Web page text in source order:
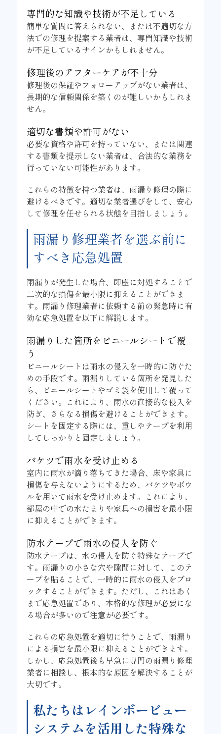
専門的な知識や技術が不足している
簡単な質問に答えられない、または不適切な方
法での修理を提案する業者は、専門知識や技術
が不足しているサインかもしれません。
修理後のアフターケアが不十分
修理後の保証やフォローアップがない業者は、
長期的な信頼関係を築くのが難しいかもしれま
せん。
適切な書類や許可がない
必要な資格や許可を持っていない、または関連
する書類を提示しない業者は、合法的な業務を
行っていない可能性があります。
これらの特徴を持つ業者は、雨漏り修理の際に
避けるべきです。適切な業者選びをして、安心
して修理を任せられる状態を目指しましょう。
雨漏り修理業者を選ぶ前に
すべき応急処置
雨漏りが発生した場合、即座に対処することで
二次的な損傷を最小限に抑えることができま
す。雨漏り修理業者に依頼する前の緊急時に有
効な応急処置を以下に解説します。
雨漏りした箇所をビニールシートで覆
う
ビニールシートは雨水の侵入を一時的に防ぐた
めの手段です。雨漏りしている箇所を発見した
ら、ビニールシートやゴミ袋を使用して覆って
ください。これにより、雨水の直接的な侵入を
防ぎ、さらなる損傷を避けることができます。
シートを固定する際には、重しやテープを利用
してしっかりと固定しましょう。
バケツで雨水を受け止める
室内に雨水が滴り落ちてきた場合、床や家具に
損傷を与えないようにするため、バケツやボウ
ルを用いて雨水を受け止めます。これにより、
部屋の中での水たまりや家具への損害を最小限
に抑えることができます。
防水テープで雨水の侵入を防ぐ
防水テープは、水の侵入を防ぐ特殊なテープで
す。雨漏りの小さな穴や隙間に対して、このテ
ープを貼ることで、一時的に雨水の侵入をブロ
ックすることができます。ただし、これはあく
まで応急処置であり、本格的な修理が必要にな
る場合が多いので注意が必要です。
これらの応急処置を適切に行うことで、雨漏り
による損害を最小限に抑えることができます。
しかし、応急処置後も早急に専門の雨漏り修理
業者に相談し、根本的な原因を解決することが
大切です。
私たちはレインボービュー
システムを活用した特殊な